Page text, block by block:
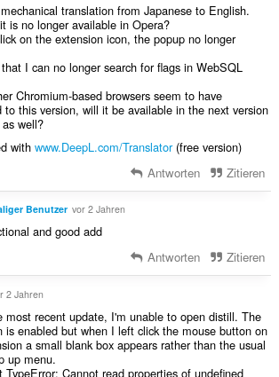
translation from Japanese to English.
is no longer available in Opera?
on the extension icon, the popup no longer
I can no longer search for flags in WebSQL
Chromium-based browsers seem to have
to this version, will it be available in the next version
well?
with www.DeepL.com/Translator(free version)
Antworten Zitieren
Benutzer vor 2 Jahren
and good add
Antworten Zitieren
2 Jahren
most recent update, I'm unable to open distill. The
is enabled but when I left click the mouse button on
a small blank box appears rather than the usual
up menu.
TypeError: Cannot read properties of undefined